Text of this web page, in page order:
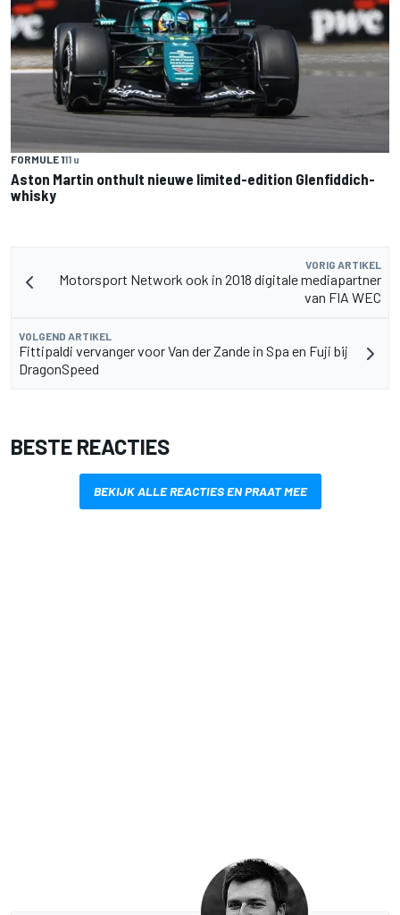
FORMULE 111 u
Aston Martin onthult nieuwe limited-edition Glenfiddich-
whisky
VORIG ARTIKEL
Motorsport Network ook in 2018 digitale mediapartner
van FIA WEC
VOLGEND ARTIKEL
Fittipaldi vervanger voor Van der Zande in Spa en Fuji bij
DragonSpeed
BESTE REACTIES
BEKIJK ALLE REACTIES EN PRAAT MEE